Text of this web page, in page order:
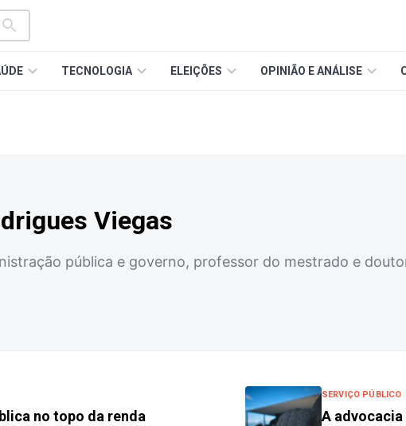
TECNOLOGIA ELEIÇÕES OPINIÃO E ANÁLISE
Viegas
pública e governo, professor do mestrado e
no topo da renda
SERVIÇO PÚBLICO
A advocacia